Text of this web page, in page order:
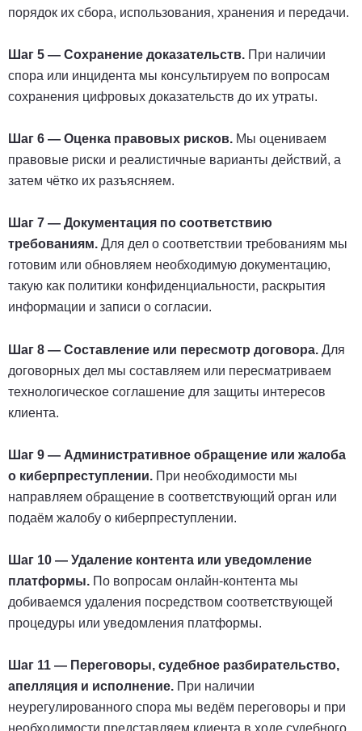
порядок их сбора, использования, хранения и передачи.
Шаг 5 — Сохранение доказательств. При наличии
спора или инцидента мы консультируем по вопросам
сохранения цифровых доказательств до их утраты.
Шаг 6 — Оценка правовых рисков. Мы оцениваем
правовые риски и реалистичные варианты действий, а
затем чётко их разъясняем.
Шаг 7 — Документация по соответствию
требованиям. Для дел о соответствии требованиям мы
готовим или обновляем необходимую документацию,
такую как политики конфиденциальности, раскрытия
информации и записи о согласии.
Шаг 8 — Составление или пересмотр договора. Для
договорных дел мы составляем или пересматриваем
технологическое соглашение для защиты интересов
клиента.
Шаг 9 — Административное обращение или жалоба
о киберпреступлении. При необходимости мы
направляем обращение в соответствующий орган или
подаём жалобу о киберпреступлении.
Шаг 10 — Удаление контента или уведомление
платформы. По вопросам онлайн-контента мы
добиваемся удаления посредством соответствующей
процедуры или уведомления платформы.
Шаг 11 — Переговоры, судебное разбирательство,
апелляция и исполнение. При наличии
неурегулированного спора мы ведём переговоры и при
необходимости представляем клиента в ходе судебного